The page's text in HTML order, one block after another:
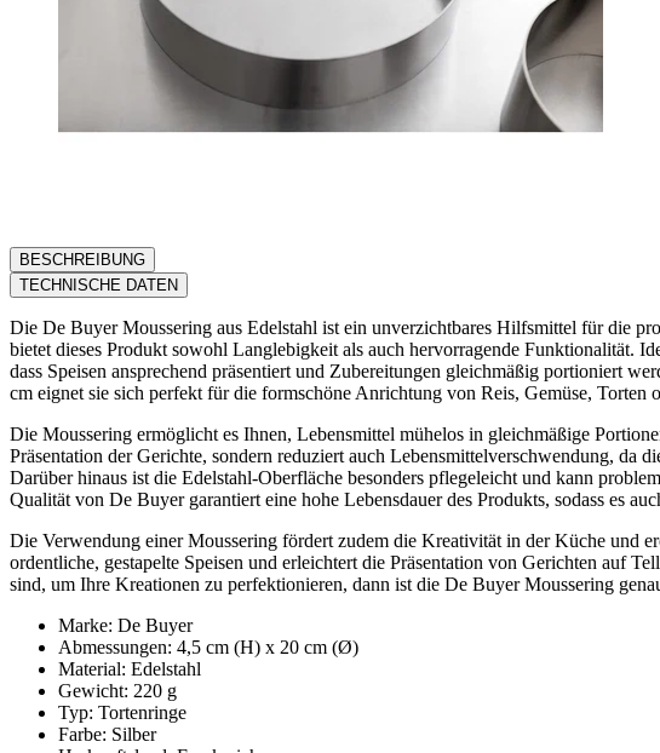
BESCHREIBUNG
TECHNISCHE DATEN
Die De Buyer Moussering aus Edelstahl ist ein unverzichtbares Hilfsmittel für die
bietet dieses Produkt sowohl Langlebigkeit als auch hervorragende Funktionalität.
dass Speisen ansprechend präsentiert und Zubereitungen gleichmäßig portioniert
cm eignet sie sich perfekt für die formschöne Anrichtung von Reis, Gemüse, Torten
Die Moussering ermöglicht es Ihnen, Lebensmittel mühelos in gleichmäßige
Präsentation der Gerichte, sondern reduziert auch Lebensmittelverschwendung, da
Darüber hinaus ist die Edelstahl-Oberfläche besonders pflegeleicht und kann
Qualität von De Buyer garantiert eine hohe Lebensdauer des Produkts, sodass es
Die Verwendung einer Moussering fördert zudem die Kreativität in der Küche und
ordentliche, gestapelte Speisen und erleichtert die Präsentation von Gerichten auf
sind, um Ihre Kreationen zu perfektionieren, dann ist die De Buyer Moussering
Marke: De Buyer
Abmessungen: 4,5 cm (H) x 20 cm (Ø)
Material: Edelstahl
Gewicht: 220 g
Typ: Tortenringe
Farbe: Silber